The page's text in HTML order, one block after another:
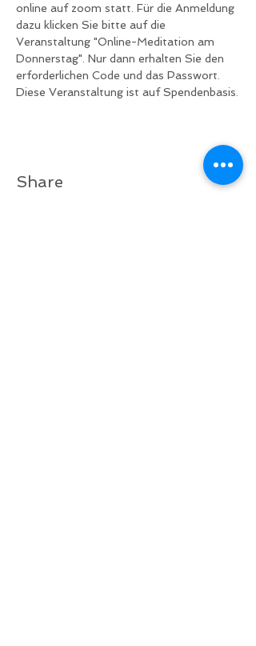
online auf zoom statt. Für die Anmeldung
dazu klicken Sie bitte auf die
Veranstaltung "Online-Meditation am
Donnerstag". Nur dann erhalten Sie den
erforderlichen Code und das Passwort.
Diese Veranstaltung ist auf Spendenbasis.
Share